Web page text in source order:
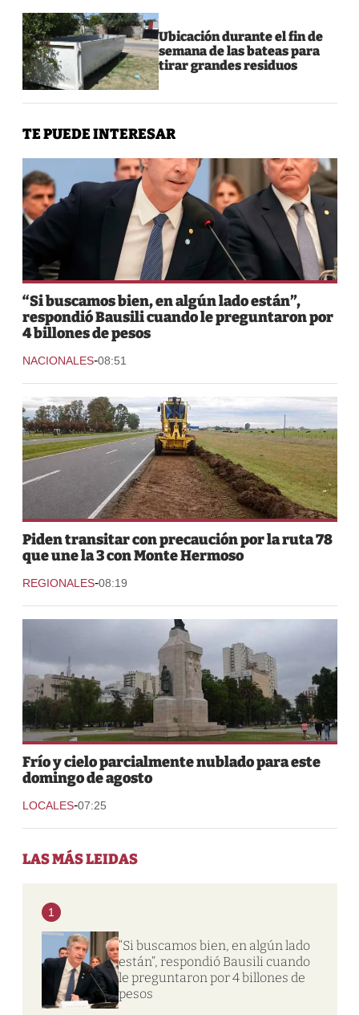
Ubicación durante el fin de
semana de las bateas para
tirar grandes residuos
TE PUEDE INTERESAR
“Si buscamos bien, en algún lado están”,
respondió Bausili cuando le preguntaron por
4 billones de pesos
NACIONALES-08:51
Piden transitar con precaución por la ruta 78
que une la 3 con Monte Hermoso
REGIONALES-08:19
Frío y cielo parcialmente nublado para este
domingo de agosto
LOCALES-07:25
LAS MÁS LEIDAS
1
“Si buscamos bien, en algún lado
están”, respondió Bausili cuando
le preguntaron por 4 billones de
pesos